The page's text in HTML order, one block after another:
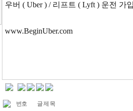
우버 ( Uber ) / 리프트 ( Lyft ) 운전
www.BeginUber.com
번호 글 제 목